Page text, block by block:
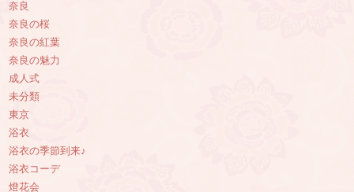
奈良
奈良の桜
奈良の紅葉
奈良の魅力
成人式
未分類
東京
浴衣
浴衣の季節到来♪
浴衣コーデ
燈花会